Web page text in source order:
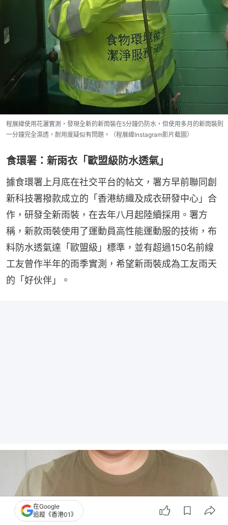
程展緯使用花灑實測，發現全新的新雨裝在5分鐘仍防水，但使用多月的新雨裝則
一分鐘完全濕透，耐用度疑似有問題。（程展緯Instagram影片截圖）
食環署：新雨衣「歐盟級防水透氣」
據食環署上月底在社交平台的帖文，署方早前聯同創
新科技署撥款成立的「香港紡織及成衣研發中心」合
作，研發全新雨裝，在去年八月起陸續採用。署方
稱，新款雨裝使用了運動員高性能運動服的技術，布
料防水透氣達「歐盟級」標準，並有超過150名前線
工友曾作半年的雨季實測，希望新雨裝成為工友雨天
的「好伙伴」。
在Google
追蹤《香港01》